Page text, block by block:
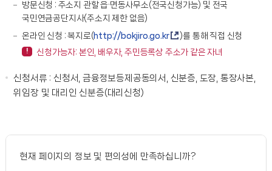
방문신청 : 주소지 관할 읍·면동사무소(전국신청가능) 및 전국
국민연금공단지사(주소지 제한 없음)
온라인 신청 : 복지로( http://bokjiro.go.kr
)를 통해 직접 신청
신청가능자: 본인, 배우자, 주민등록상 주소가 같은 자녀
신청서류 : 신청서, 금융정보등제공동의서, 신분증, 도장, 통장사본,
위임장 및 대리인 신분증(대리신청)
현재 페이지의 정보 및 편의성에 만족하십니까?